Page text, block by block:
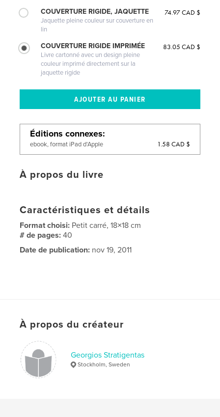
COUVERTURE RIGIDE, JAQUETTE
Jaquette pleine couleur sur couverture en
lin
74.97 CAD $
COUVERTURE RIGIDE IMPRIMÉE
Livre cartonné avec un design pleine
couleur imprimé directement sur la
jaquette rigide
83.05 CAD $
Éditions connexes
ebook, format iPad d'Apple 1.58 CAD $
À propos du livre
Caractéristiques et détails
Format choisi: Petit carré, 18×18 cm
# de pages:40
Date de publication: nov 19, 2011
À propos du créateur
Georgios Stratigentas
Stockholm, Sweden